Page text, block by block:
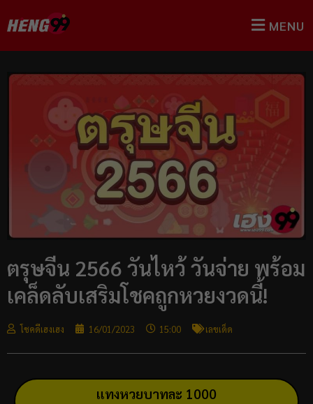
MENU
ตรุษจีน 2566 วันไหว้ วันจ่าย พร้อม
เคล็ดลับเสริมโชคถูกหวยงวดนี้!
โชคดีเฮงเฮง 16/01/2023 15:00 เลขเด็ด
แทงหวยบาทละ 1000